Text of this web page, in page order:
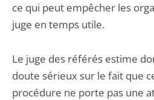
ce qui peut empêcher les
juge en temps utile.
Le juge des référés estime
doute sérieux sur le fait que
procédure ne porte pas une